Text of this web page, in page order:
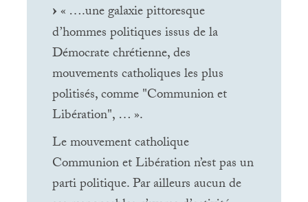
« ….une galaxie pittoresque
d’hommes politiques issus de la
Démocrate chrétienne, des
mouvements catholiques les plus
politisés, comme "Communion et
Libération", … ».
Le mouvement catholique
Communion et Libération n’est pas un
parti politique. Par ailleurs aucun de